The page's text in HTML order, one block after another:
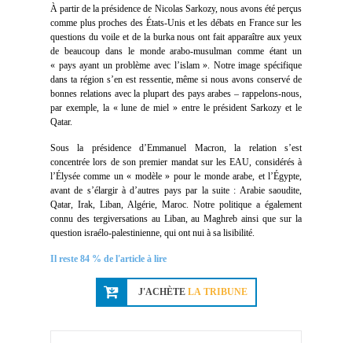
À partir de la présidence de Nicolas Sarkozy, nous avons été perçus
comme plus proches des États-Unis et les débats en France sur les
questions du voile et de la burka nous ont fait apparaître aux yeux
de beaucoup dans le monde arabo-musulman comme étant un
« pays ayant un problème avec l’islam ». Notre image spécifique
dans ta région s’en est ressentie, même si nous avons conservé de
bonnes relations avec la plupart des pays arabes – rappelons-nous,
par exemple, la « lune de miel » entre le président Sarkozy et le
Qatar.
Sous la présidence d’Emmanuel Macron, la relation s’est
concentrée lors de son premier mandat sur les EAU, considérés à
l’Élysée comme un « modèle » pour le monde arabe, et l’Égypte,
avant de s’élargir à d’autres pays par la suite : Arabie saoudite,
Qatar, Irak, Liban, Algérie, Maroc. Notre politique a également
connu des tergiversations au Liban, au Maghreb ainsi que sur la
question israélo-palestinienne, qui ont nui à sa lisibilité.
Il reste 84 % de l'article à lire
J'ACHÈTE LA TRIBUNE